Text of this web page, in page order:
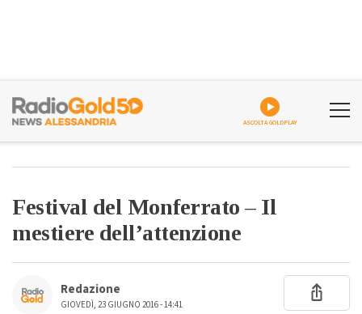
ASCOLTA GOLDPLAY
Festival del Monferrato – Il
mestiere dell’attenzione
Redazione
GIOVEDÌ, 23 GIUGNO 2016 - 14:41